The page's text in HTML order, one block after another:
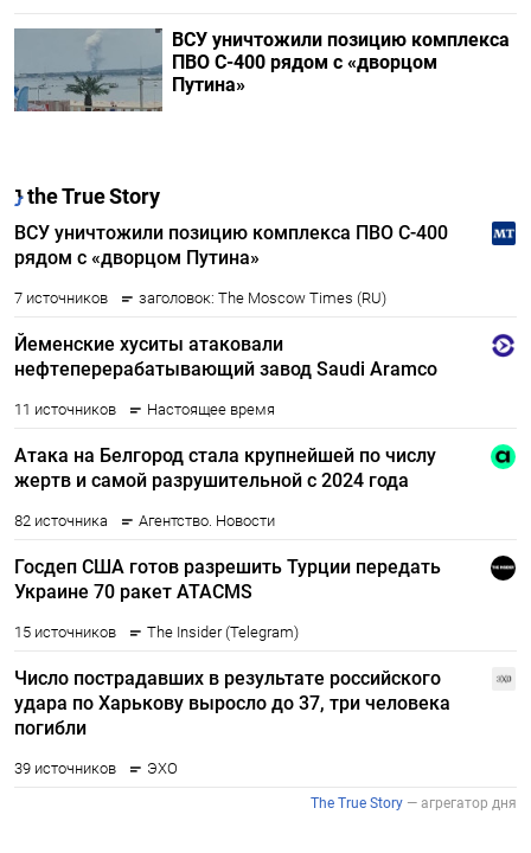
ВСУ уничтожили позицию комплекса
ПВО С-400 рядом с «дворцом
Путина»